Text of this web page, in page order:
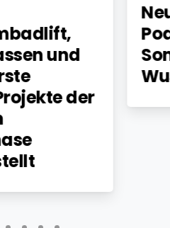
und
der